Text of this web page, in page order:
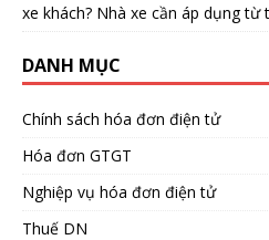
xe khách? Nhà xe cần áp dụng từ
DANH MỤC
Chính sách hóa đơn điện tử
Hóa đơn GTGT
Nghiệp vụ hóa đơn điện tử
Thuế DN